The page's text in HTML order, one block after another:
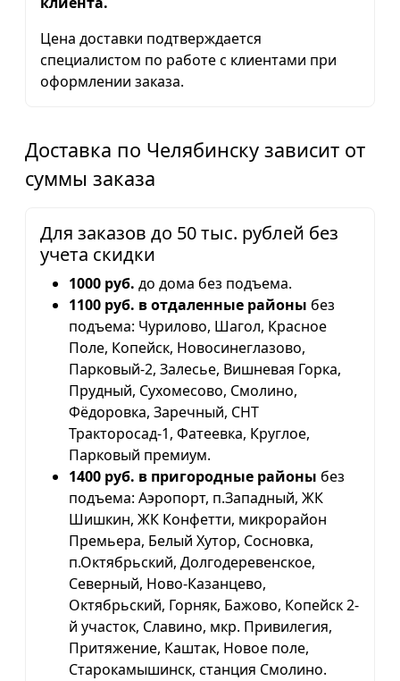
Цена доставки подтверждается
специалистом по работе с клиентами при
оформлении заказа.
Доставка по Челябинску зависит от
суммы заказа
Для заказов до 50 тыс. рублей без
учета скидки
1000 руб. до дома без подъема.
1100 руб. в отдаленные районы без
подъема: Чурилово, Шагол, Красное
Поле, Копейск, Новосинеглазово,
Парковый-2, Залесье, Вишневая Горка,
Прудный, Сухомесово, Смолино,
Фёдоровка, Заречный, СНТ
Тракторосад-1, Фатеевка, Круглое,
Парковый премиум.
1400 руб. в пригородные районы без
подъема: Аэропорт, п.Западный, ЖК
Шишкин, ЖК Конфетти, микрорайон
Премьера, Белый Хутор, Сосновка,
п.Октябрьский, Долгодеревенское,
Северный, Ново-Казанцево,
Октябрьский, Горняк, Бажово, Копейск 2-
й участок, Славино, мкр. Привилегия,
Притяжение, Каштак, Новое поле,
Старокамышинск, станция Смолино.